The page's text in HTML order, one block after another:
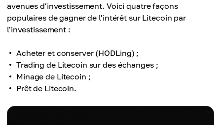
avenues d'investissement. Voici quatre façons
populaires de gagner de l'intérêt sur Litecoin par
l'investissement :
Acheter et conserver (HODLing) ;
Trading de Litecoin sur des échanges ;
Minage de Litecoin ;
Prêt de Litecoin.